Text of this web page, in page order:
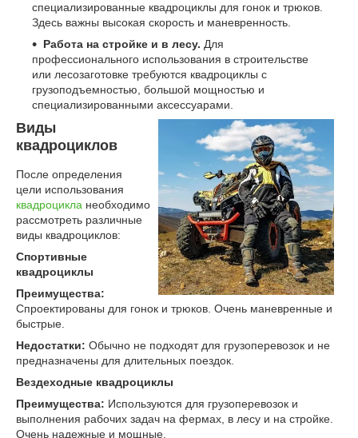
специализированные квадроциклы для гонок и трюков.
Здесь важны высокая скорость и маневренность.
Работа на стройке и в лесу. Для
профессионального использования в строительстве
или лесозаготовке требуются квадроциклы с
грузоподъемностью, большой мощностью и
специализированными аксессуарами.
Виды
квадроциклов
После определения
цели использования
квадроцикла необходимо
рассмотреть различные
виды квадроциклов:
Спортивные
квадроциклы
Преимущества:
Спроектированы для гонок и трюков. Очень маневренные и
быстрые.
Недостатки: Обычно не подходят для грузоперевозок и не
предназначены для длительных поездок.
Вездеходные квадроциклы
Преимущества: Используются для грузоперевозок и
выполнения рабочих задач на фермах, в лесу и на стройке.
Очень надежные и мощные.